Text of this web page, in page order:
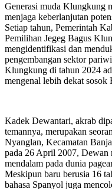
Generasi muda Klungkung
menjaga keberlanjutan
Setiap tahun, Pemerintah
Pemilihan Jegeg Bagus
mengidentifikasi dan
pengembangan sektor
Klungkung di tahun 2024
mengenal lebih dekat
Kadek Dewantari, akrab
temannya, merupakan
Nyanglan, Kecamatan
pada 26 April 2007, Dewan
mendalam pada dunia
Meskipun baru berusia 16
bahasa Spanyol juga